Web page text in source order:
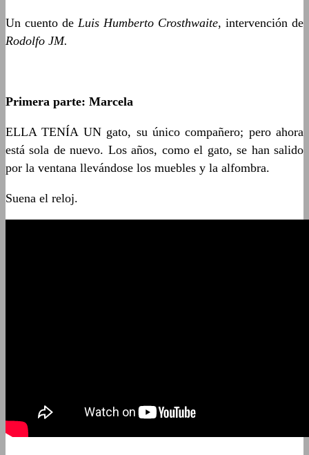
Un cuento de Luis Humberto Crosthwaite, intervención de
Rodolfo JM.
Primera parte: Marcela
ELLA TENÍA UN gato, su único compañero; pero ahora
está sola de nuevo. Los años, como el gato, se han salido
por la ventana llevándose los muebles y la alfombra.
Suena el reloj.